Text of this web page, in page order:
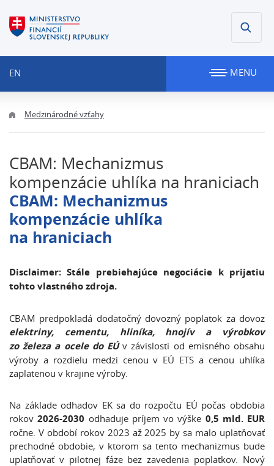
EN MENU
Medzinárodné vzťahy
CBAM: Mechanizmus
kompenzácie uhlíka na hraniciach
CBAM: Mechanizmus
kompenzácie uhlíka
na hraniciach
Disclaimer: Stále prebiehajúce negociácie k prijatiu
tohto vlastného zdroja.
CBAM predpokladá dodatočný dovozný poplatok za dovoz
elektriny, cementu, hliníka, hnojív a výrobkov
zo železa a ocele do EÚv závislosti od emisného obsahu
výroby a rozdielu medzi cenou v EÚ ETS a cenou uhlíka
zaplatenou v krajine výroby.
Na základe odhadov EK sa do rozpočtu EÚ počas obdobia
rokov2026-2030 odhaduje príjem vo výške 0,5 mld. EUR
ročne. V období rokov 2023 až 2025 by sa malo uplatňovať
prechodné obdobie, v ktorom sa tento mechanizmus bude
uplatňovať v pilotnej fáze bez zavedenia poplatkov. Nový